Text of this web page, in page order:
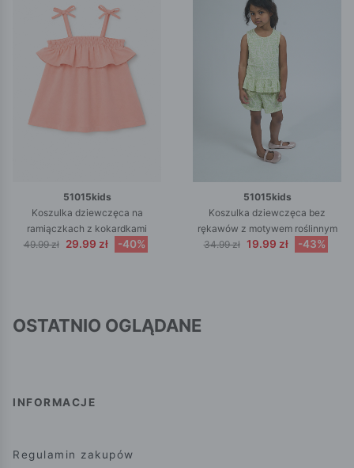
51015kids
Koszulka dziewczęca na
ramiączkach z kokardkami
49.99 zł
29.99 zł -40%
51015kids
Koszulka dziewczęca bez
rękawów z motywem roślinnym
34.99 zł 19.99 zł -43%
OSTATNIO OGLĄDANE
INFORMACJE
Regulamin zakupów